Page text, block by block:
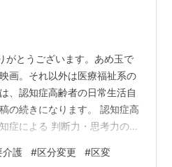
がとうございます。あめ玉で
画。それ以外は医療福祉系の
、認知症高齢者の日常生活自
の続きになります。 認知症高
症による 判断力・思考力の低
） 具体例 I 認知症はあるが
介護 #区分変更 #区変